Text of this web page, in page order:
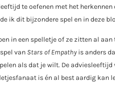
te oefenen met het
ik dit bijzondere spel en in deze
in een spelletje of ze zitten al aan
van Stars of Empathyis anders
als dat je wilt. De
is én al best aardig kan